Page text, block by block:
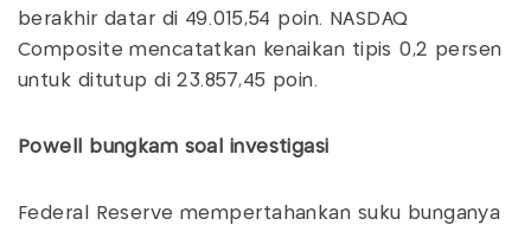
berakhir datar di 49.015,54 poin. NASDAQ
Composite mencatatkan kenaikan tipis 0,2 persen
untuk ditutup di 23.857,45 poin.
Powell bungkam soal investigasi
Federal Reserve mempertahankan suku bunganya